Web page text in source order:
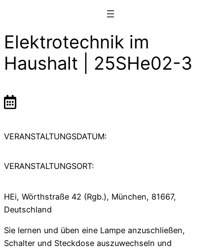
Elektrotechnik im
Haushalt | 25SHe02-3
VERANSTALTUNGSDATUM:
VERANSTALTUNGSORT:
HEi, Wörthstraße 42 (Rgb.), München, 81667,
Deutschland
Sie lernen und üben eine Lampe anzuschließen,
Schalter und Steckdose auszuwechseln und